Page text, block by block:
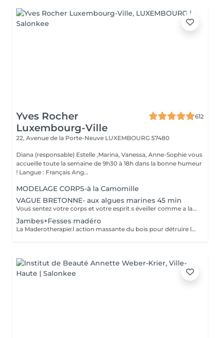
Yves Rocher
Luxembourg-Ville
612
22, Avenue de la Porte-Neuve LUXEMBOURG 57480
Diana (responsable) Estelle ,Marina, Vanessa, Anne-Sophie vous
accueille toute la semaine de 9h30 à 18h dans la bonne humeur
! Langue : Français Ang...
MODELAGE CORPS-à la Camomille
VAGUE BRETONNE- aux algues marines 45 min
Vous sentez votre corps et votre esprit s éveiller comme a la suite d un bain dans l OCEAN. Vous vous tonicité et leur confort. sentez légère et revitalisée. Vos jambes retrouvent leur tonicité et leur confort
Jambes+Fesses madéro
La Maderotherapie:l action massante du bois pour détruire la cellulite. *Active la circulation sanguine et lymphatique *Réduit les tensions musculaires. *Raffermie et tonifie la peau.